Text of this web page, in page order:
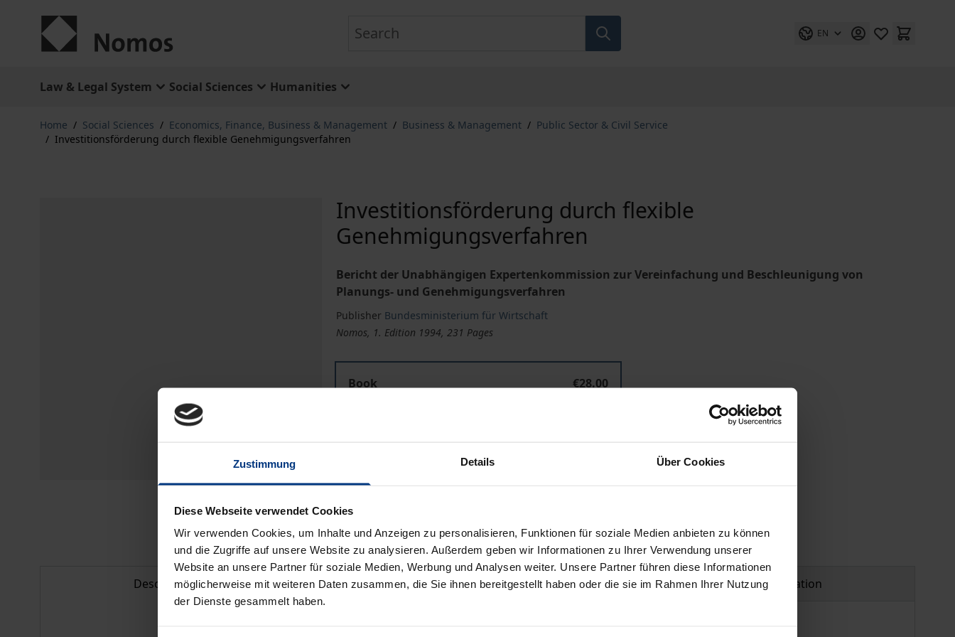
Zustimmung Details Über Cookies
Diese Webseite verwendet Cookies
Wir verwenden Cookies, um Inhalte und Anzeigen zu personalisieren, Funktionen für soziale Medien anbieten zu können
und die Zugriffe auf unsere Website zu analysieren. Außerdem geben wir Informationen zu Ihrer Verwendung unserer
Website an unsere Partner für soziale Medien, Werbung und Analysen weiter. Unsere Partner führen diese Informationen
möglicherweise mit weiteren Daten zusammen, die Sie ihnen bereitgestellt haben oder die sie im Rahmen Ihrer Nutzung
der Dienste gesammelt haben.
EN
Law & Legal System Social Sciences Humanities
Home / Social Sciences / Economics, Finance, Business & Management / Business & Management / Public Sector & Civil Service
/ Investitionsförderung durch flexible Genehmigungsverfahren
Investitionsförderung durch flexible
Genehmigungsverfahren
Bericht der Unabhängigen Expertenkommission zur Vereinfachung und Beschleunigung von
Planungs- und Genehmigungsverfahren
Publisher Bundesministerium für Wirtschaft
Nomos, 1. Edition 1994, 231 Pages
Book
€28.00
Add to Cart
Delivery cost notice
Description Bibliographical data Product safety information